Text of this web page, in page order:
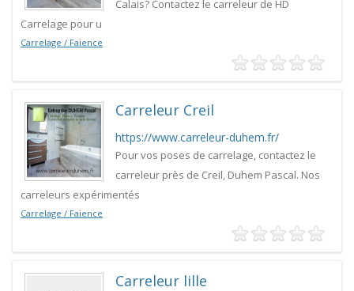
Calais? Contactez le carreleur de HD
Carrelage pour u
Carrelage / Faience
Carreleur Creil
https://www.carreleur-duhem.fr/
Pour vos poses de carrelage, contactez le
carreleur près de Creil, Duhem Pascal. Nos
carreleurs expérimentés
Carrelage / Faience
Carreleur lille